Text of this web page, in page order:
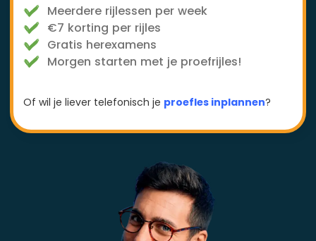
Meerdere rijlessen per week
€7 korting per rijles
Gratis herexamens
Morgen starten met je proefrijles!
Of wil je liever telefonisch je proefles inplannen?